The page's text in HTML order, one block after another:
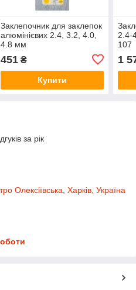
Заклепочник для заклепок
алюмінієвих 2.4, 3.2, 4.0,
4.8 мм
451₴
Купити
2.4-
107
1
за рік
Олексіївська, Харків, Україна